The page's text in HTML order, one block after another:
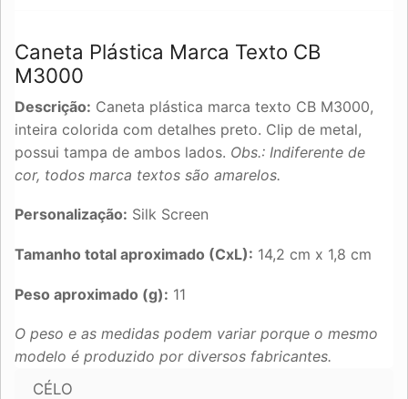
Caneta Plástica Marca Texto CB
M3000
Descrição: Caneta plástica marca texto CB M3000,
inteira colorida com detalhes preto. Clip de metal,
possui tampa de ambos lados. Obs.: Indiferente de
cor, todos marca textos são amarelos.
Personalização: Silk Screen
Tamanho total aproximado (CxL): 14,2 cm x 1,8 cm
Peso aproximado (g): 11
O peso e as medidas podem variar porque o mesmo
modelo é produzido por diversos fabricantes.
CÉLO